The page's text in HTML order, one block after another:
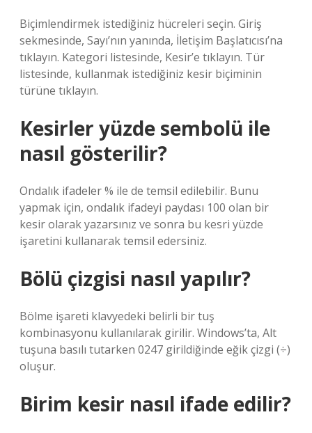
Biçimlendirmek istediğiniz hücreleri seçin. Giriş
sekmesinde, Sayı’nın yanında, İletişim Başlatıcısı’na
tıklayın. Kategori listesinde, Kesir’e tıklayın. Tür
listesinde, kullanmak istediğiniz kesir biçiminin
türüne tıklayın.
Kesirler yüzde sembolü ile
nasıl gösterilir?
Ondalık ifadeler % ile de temsil edilebilir. Bunu
yapmak için, ondalık ifadeyi paydası 100 olan bir
kesir olarak yazarsınız ve sonra bu kesri yüzde
işaretini kullanarak temsil edersiniz.
Bölü çizgisi nasıl yapılır?
Bölme işareti klavyedeki belirli bir tuş
kombinasyonu kullanılarak girilir. Windows’ta, Alt
tuşuna basılı tutarken 0247 girildiğinde eğik çizgi (÷)
oluşur.
Birim kesir nasıl ifade edilir?